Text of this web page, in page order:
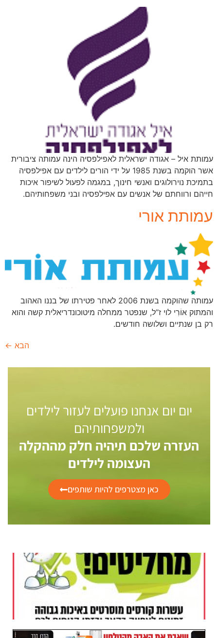
עמותת איל – אגודה ישראלית לאפילפסיה הינה עמותה ציבורית
אשר הוקמה בשנת 1985 על ידי הורים לילדים עם אפילפסיה
בתמיכת נוירולוגים ואנשי חינוך, במגמה לפעול לשיפור איכות
חייהם ורווחתם של אנשים עם אפילפסיה ובני משפחותיהם.
עמותת אורי
עמותה שהוקמה בשנת 2006 לאחר פטירתו של בננו האהוב
והמתוק אוֹרִי לוי ז”ל, שנפטר ממחלה מיטוכונדריאלית קשה והוא
רק בן שנתיים ושלושה חודשים.
הבא ←
יום יום אנחנו פועלים לעזור לילדים
ולמשפחותיהם
העזרה שלכם תיהיה חלק מההקלה
העצומה לילדים
כאן מצטרפים להיות שותפים